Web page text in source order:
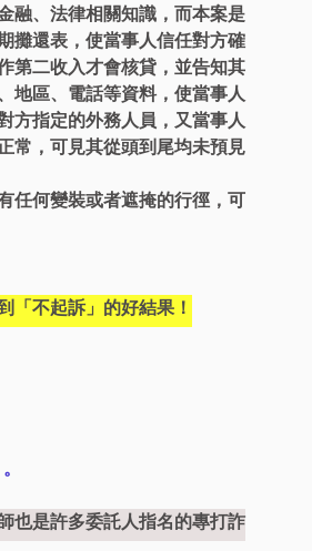
融、法律相關知識，而本案是
攤還表，使當事人信任對方確
第二收入才會核貸，並告知其
地區、電話等資料，使當事人
方指定的外務人員，又當事人
常，可見其從頭到尾均未預見
任何變裝或者遮掩的行徑，可
不起訴」的好結果！
也是許多委託人指名的專打詐